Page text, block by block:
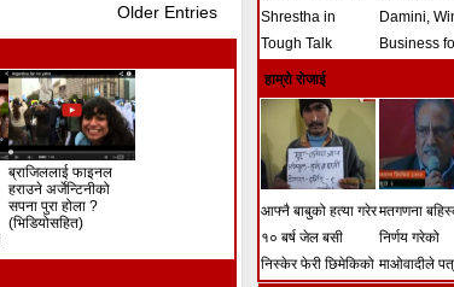
Older Entries
ब्राजिललाई फाइनल
हराउने अर्जेन्टिनीको
सपना पुरा होला ?
(भिडियोसहित)
Shrestha in
Tough Talk
Damini,
Business
Tough Talk
हाम्रो रोजाई
आफ्नै बाबुको हत्या गरेर
१० बर्ष जेल बसी
निस्केर फेरी छिमेकिको
मतगणना
निर्णय गरेको
माओवादीले